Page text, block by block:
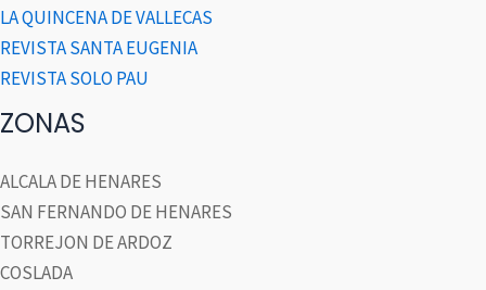
LA QUINCENA DE VALLECAS
REVISTA SANTA EUGENIA
REVISTA SOLO PAU
ZONAS
ALCALA DE HENARES
SAN FERNANDO DE HENARES
TORREJON DE ARDOZ
COSLADA